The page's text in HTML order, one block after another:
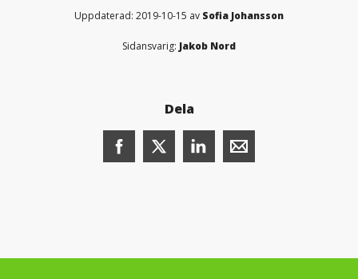
Uppdaterad: 2019-10-15 av Sofia Johansson
Sidansvarig: Jakob Nord
Dela
Dela denna sida
Dela denna sida på
Dela denna sida på X (öppnas i
Dela denna sida på Facebook (öppnas